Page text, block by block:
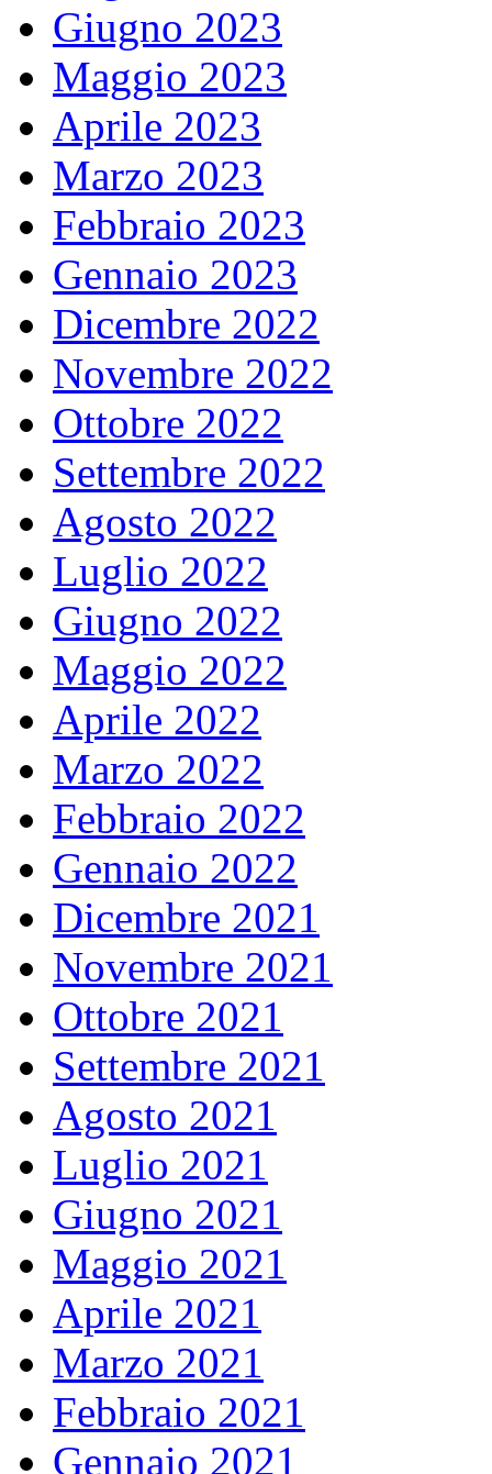
Giugno 2023
Maggio 2023
Aprile 2023
Marzo 2023
Febbraio 2023
Gennaio 2023
Dicembre 2022
Novembre 2022
Ottobre 2022
Settembre 2022
Agosto 2022
Luglio 2022
Giugno 2022
Maggio 2022
Aprile 2022
Marzo 2022
Febbraio 2022
Gennaio 2022
Dicembre 2021
Novembre 2021
Ottobre 2021
Settembre 2021
Agosto 2021
Luglio 2021
Giugno 2021
Maggio 2021
Aprile 2021
Marzo 2021
Febbraio 2021
Gennaio 2021